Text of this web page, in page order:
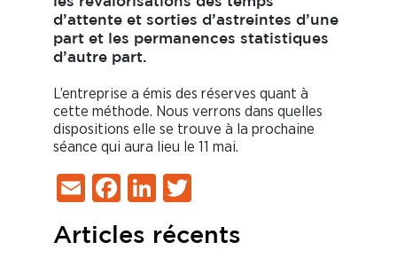
d’attente et sorties d’astreintes d’une
part et les permanences statistiques
d’autre part.
L’entreprise a émis des réserves quant à
cette méthode. Nous verrons dans quelles
dispositions elle se trouve à la prochaine
séance qui aura lieu le 11 mai.
EmailFacebook
LinkedIn
Articles récents